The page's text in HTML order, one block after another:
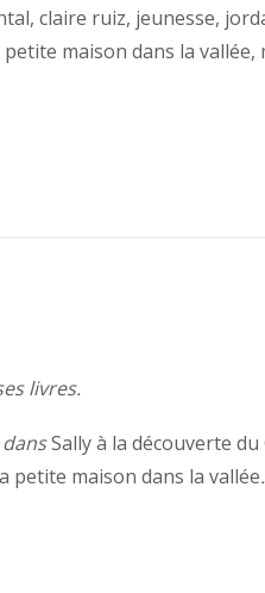
, claire ruiz, jeunesse,
petite maison dans la vallée,
livres.
Sally à la découverte du
petite maison dans la vallée.